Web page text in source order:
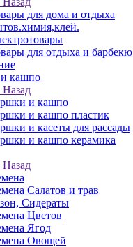
для дома и отдыха
для отдыха и барбекю
кашпо
Назад
и кашпо
и кашпо пластик
и касеты для рассады
и кашпо керамика
Назад
Салатов и трав
Сидераты
Цветов
Ягод
Овощей